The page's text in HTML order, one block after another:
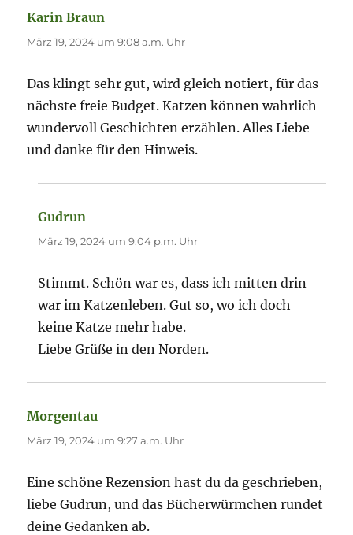
Karin Braun
März 19, 2024 um 9:08 a.m. Uhr
Das klingt sehr gut, wird gleich notiert, für das
nächste freie Budget. Katzen können wahrlich
wundervoll Geschichten erzählen. Alles Liebe
und danke für den Hinweis.
Gudrun
März 19, 2024 um 9:04 p.m. Uhr
Stimmt. Schön war es, dass ich mitten drin
war im Katzenleben. Gut so, wo ich doch
keine Katze mehr habe.
Liebe Grüße in den Norden.
Morgentau
März 19, 2024 um 9:27 a.m. Uhr
Eine schöne Rezension hast du da geschrieben,
liebe Gudrun, und das Bücherwürmchen rundet
deine Gedanken ab.